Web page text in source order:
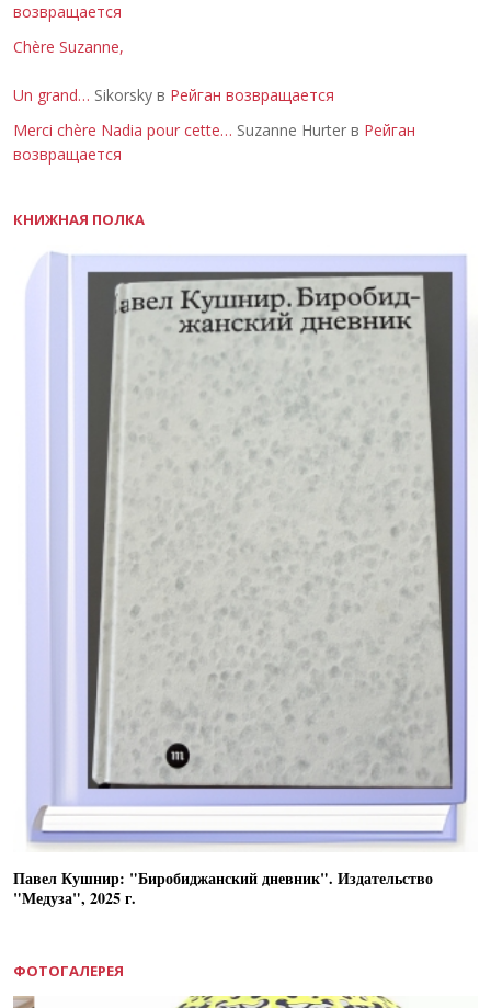
возвращается
Chère Suzanne,
Un grand… Sikorsky в Рейган возвращается
Merci chère Nadia pour cette… Suzanne Hurter в Рейган
возвращается
КНИЖНАЯ ПОЛКА
Павел Кушнир: "Биробиджанский дневник". Издательство
"Медуза", 2025 г.
ФОТОГАЛЕРЕЯ